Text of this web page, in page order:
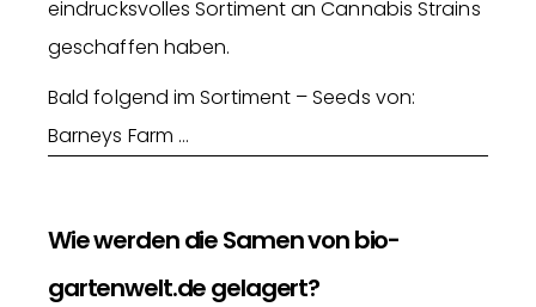
eindrucksvolles Sortiment an Cannabis Strains
geschaffen haben.
Bald folgend im Sortiment – Seeds von:
Barneys Farm …
Wie werden die Samen von bio-
gartenwelt.de gelagert?